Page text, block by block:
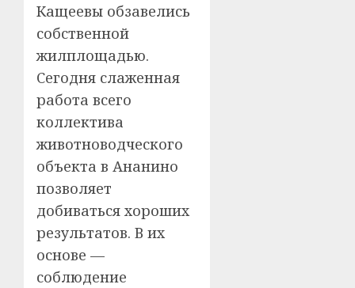
Кащеевы обзавелись
собственной
жилплощадью.
Сегодня слаженная
работа всего
коллектива
животноводческого
объекта в Ананино
позволяет
добиваться хороших
результатов. В их
основе —
соблюдение